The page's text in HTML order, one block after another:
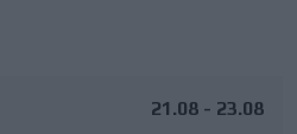
21.08 - 23.08